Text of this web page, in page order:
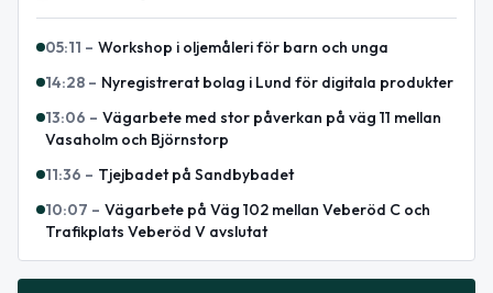
05:11 – Workshop i oljemåleri för barn och unga
14:28 – Nyregistrerat bolag i Lund för digitala produkter
13:06 – Vägarbete med stor påverkan på väg 11 mellan
Vasaholm och Björnstorp
11:36 – Tjejbadet på Sandbybadet
10:07 – Vägarbete på Väg 102 mellan Veberöd C och
Trafikplats Veberöd V avslutat